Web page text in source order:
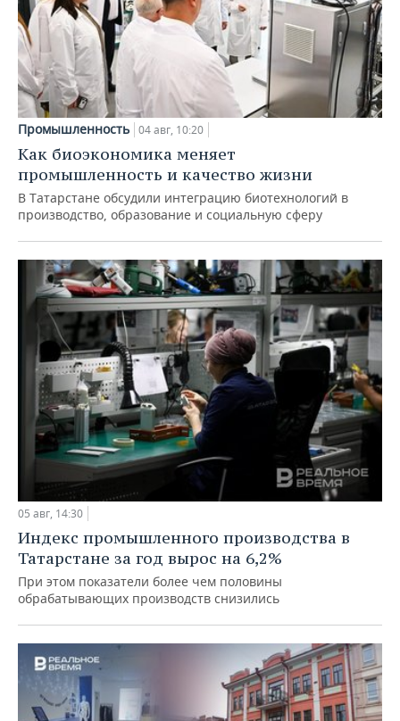
Промышленность 04 авг, 10:20
Как биоэкономика меняет
промышленность и качество жизни
В Татарстане обсудили интеграцию биотехнологий в
производство, образование и социальную сферу
05 авг, 14:30
Индекс промышленного производства в
Татарстане за год вырос на 6,2%
При этом показатели более чем половины
обрабатывающих производств снизились